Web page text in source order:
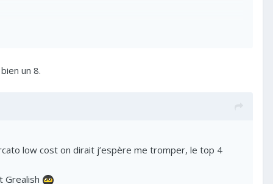
un 8.
low cost on dirait j’espère me tromper, le top 4
Grealish